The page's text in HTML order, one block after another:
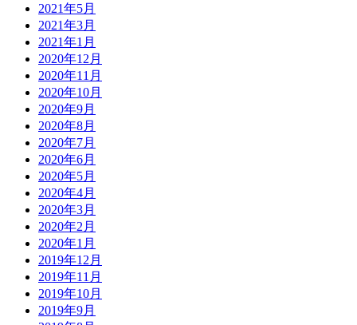
2021年5月
2021年3月
2021年1月
2020年12月
2020年11月
2020年10月
2020年9月
2020年8月
2020年7月
2020年6月
2020年5月
2020年4月
2020年3月
2020年2月
2020年1月
2019年12月
2019年11月
2019年10月
2019年9月